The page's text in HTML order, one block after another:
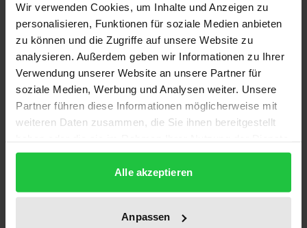
Wir verwenden Cookies, um Inhalte und Anzeigen zu
personalisieren, Funktionen für soziale Medien anbieten
zu können und die Zugriffe auf unsere Website zu
analysieren. Außerdem geben wir Informationen zu Ihrer
Verwendung unserer Website an unsere Partner für
soziale Medien, Werbung und Analysen weiter. Unsere
Partner führen diese Informationen möglicherweise mit
weiteren Daten zusammen, die Sie ihnen bereitgestellt
gesammelt haben.
Alle akzeptieren
Anpassen
immensen Zunahme von grenzüberschreitender
Werbung und Rechtenutzung geführt. Seit Mitte der
neunziger Jahre gilt die Aufmerksamkeit der
Wettbewerbs- und Urheberrechtler vor allem den
damit verbundenen internationalprivatrechtlichen
Fragestellungen.
Die Diskussion hat vor allem die Gefahren gezeigt,
die mit stark unterschiedlichen nationalen
Schutzniveaus einhergeht, und deshalb auch die EU-
Kommission auf den Plan gerufen, die mit ihrem